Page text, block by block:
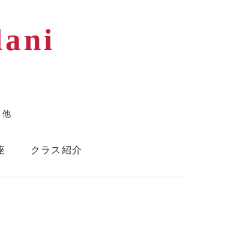
他
クラス紹介